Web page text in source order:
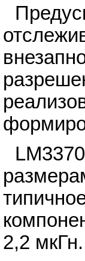
2,2 мкГн.